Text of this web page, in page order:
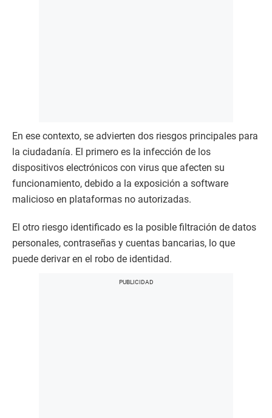
En ese contexto, se advierten dos riesgos principales para
la ciudadanía. El primero es la infección de los
dispositivos electrónicos con virus que afecten su
funcionamiento, debido a la exposición a software
malicioso en plataformas no autorizadas.
El otro riesgo identificado es la posible filtración de datos
personales, contraseñas y cuentas bancarias, lo que
puede derivar en el robo de identidad.